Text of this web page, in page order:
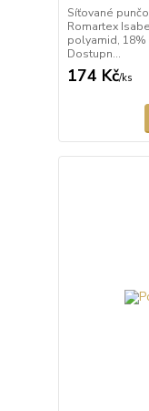
Síťované
Romartex
polyamid, 18%
Dostupn...
174 Kč/ks